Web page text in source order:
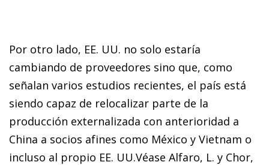
Por otro lado, EE. UU. no solo estaría
cambiando de proveedores sino que, como
señalan varios estudios recientes, el país está
siendo capaz de relocalizar parte de la
producción externalizada con anterioridad a
China a socios afines como México y Vietnam o
incluso al propio EE. UU.Véase Alfaro, L. y Chor,